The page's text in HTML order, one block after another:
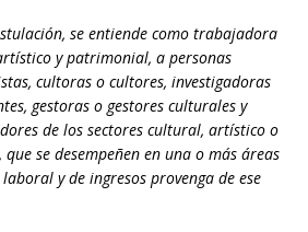
se entiende como trabajadora
y patrimonial, a personas
cultoras o cultores, investigadoras
gestoras o gestores culturales y
de los sectores cultural, artístico o
se desempeñen en una o más áreas
y de ingresos provenga de ese